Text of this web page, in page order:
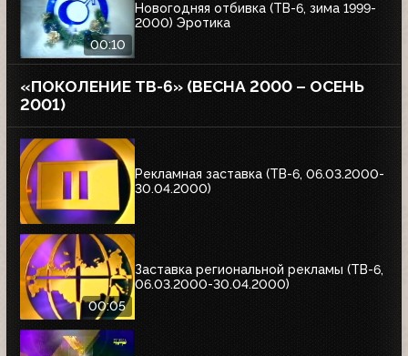
00:10
Новогодняя отбивка (ТВ-6, зима 1999-
2000) Эротика
«ПОКОЛЕНИЕ ТВ-6» (ВЕСНА 2000 – ОСЕНЬ
2001)
Рекламная заставка (ТВ-6, 06.03.2000-
30.04.2000)
00:05
Заставка региональной рекламы (ТВ-6,
06.03.2000-30.04.2000)